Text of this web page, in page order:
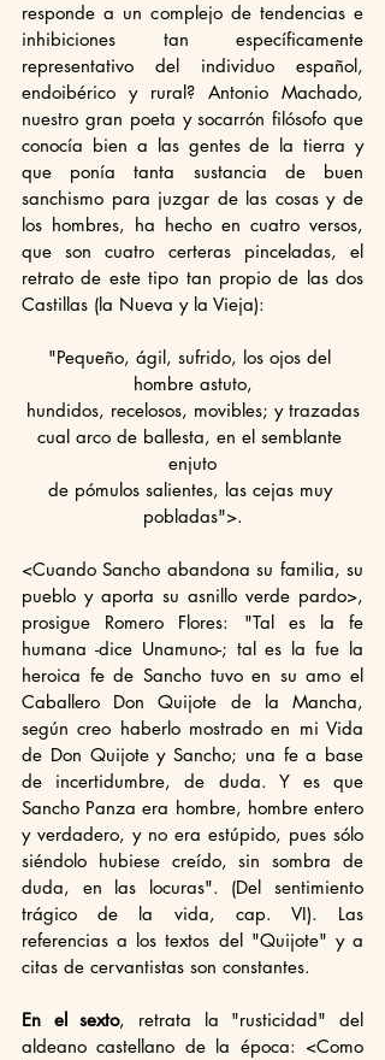
responde a un complejo de tendencias e
inhibiciones tan específicamente
representativo del individuo español,
endoibérico y rural? Antonio Machado,
nuestro gran poeta y socarrón filósofo que
conocía bien a las gentes de la tierra y
que ponía tanta sustancia de buen
sanchismo para juzgar de las cosas y de
los hombres, ha hecho en cuatro versos,
que son cuatro certeras pinceladas, el
retrato de este tipo tan propio de las dos
Castillas (la Nueva y la Vieja):
"Pequeño, ágil, sufrido, los ojos del
hombre astuto,
hundidos, recelosos, movibles; y trazadas
cual arco de ballesta, en el semblante
enjuto
de pómulos salientes, las cejas muy
pobladas">.
<Cuando Sancho abandona su familia, su
pueblo y aporta su asnillo verde pardo>,
prosigue Romero Flores: "Tal es la fe
humana -dice Unamuno-; tal es la fue la
heroica fe de Sancho tuvo en su amo el
Caballero Don Quijote de la Mancha,
según creo haberlo mostrado en mi Vida
de Don Quijote y Sancho; una fe a base
de incertidumbre, de duda. Y es que
Sancho Panza era hombre, hombre entero
y verdadero, y no era estúpido, pues sólo
siéndolo hubiese creído, sin sombra de
duda, en las locuras". (Del sentimiento
trágico de la vida, cap. VI). Las
referencias a los textos del "Quijote" y a
citas de cervantistas son constantes.
En el sexto, retrata la "rusticidad" del
aldeano castellano de la época: <Como